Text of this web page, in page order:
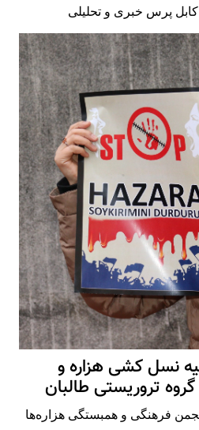
کابل پرس خبری و تحلیلی
نسل کشی هزاره و
تروریستی طالبان
فرهنگی و همبستگی هزاره‌ها